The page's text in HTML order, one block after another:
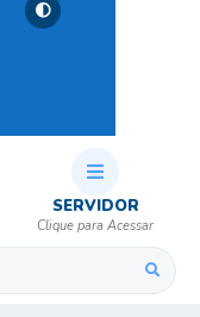
SERVIDOR